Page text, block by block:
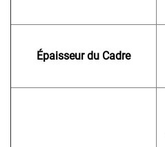
Épaisseur du Cadre